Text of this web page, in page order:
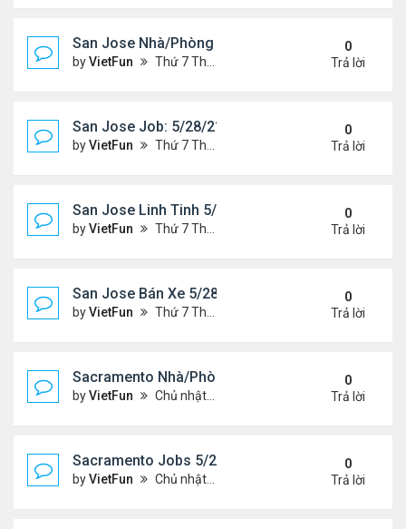
San Jose Nhà/Phòng 5/28/21-6/4/21
byVietFun Thứ 7 Tháng 5 29, 2021 10:14 am
0
Trả lời
San Jose Job: 5/28/21- 6/4/2021
byVietFun Thứ 7 Tháng 5 29, 2021 10:13 am
0
Trả lời
San Jose Linh Tinh 5/28/21 - 6/4/21
byVietFun Thứ 7 Tháng 5 29, 2021 9:52 am
0
Trả lời
San Jose Bán Xe 5/28/21 - 6/4/21
byVietFun Thứ 7 Tháng 5 29, 2021 9:51 am
0
Trả lời
Sacramento Nhà/Phòng 5/21/21- 5/28/21
byVietFun Chủ nhật Tháng 5 23, 2021 2:21 pm
0
Trả lời
Sacramento Jobs 5/21/21- 5/28/21
byVietFun Chủ nhật Tháng 5 23, 2021 2:19 pm
0
Trả lời